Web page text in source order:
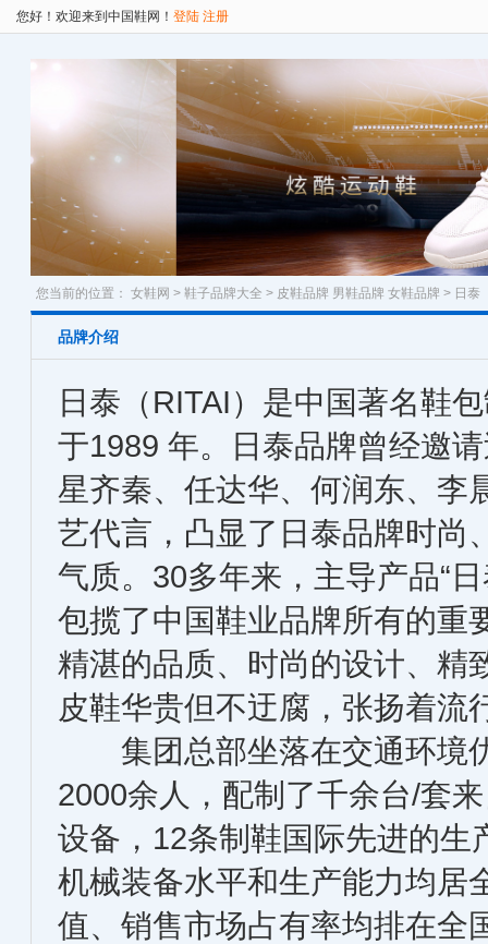
您好！欢迎来到中国鞋网！ 登陆 注册
您当前的位置： 女鞋网 > 鞋子品牌大全 > 皮鞋品牌 男鞋品牌 女鞋品牌 > 日泰
品牌介绍
日泰（RITAI）是中国著名鞋
于1989 年。日泰品牌曾经邀
星齐秦、任达华、何润东、李
艺代言，凸显了日泰品牌时尚
气质。30多年来，主导产品“
包揽了中国鞋业品牌所有的
精湛的品质、时尚的设计、精
皮鞋华贵但不迂腐，张扬着流
集团总部坐落在交通环境
2000余人，配制了千余台/套
设备，12条制鞋国际先进的
机械装备水平和生产能力均居
值、销售市场占有率均排在全